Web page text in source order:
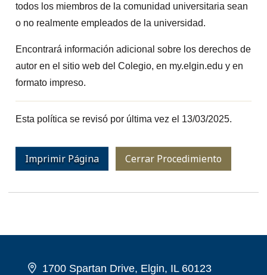
todos los miembros de la comunidad universitaria sean
o no realmente empleados de la universidad.
Encontrará información adicional sobre los derechos de
autor en el sitio web del Colegio, en my.elgin.edu y en
formato impreso.
Esta política se revisó por última vez el 13/03/2025.
Imprimir Página Cerrar Procedimiento
1700 Spartan Drive, Elgin, IL 60123